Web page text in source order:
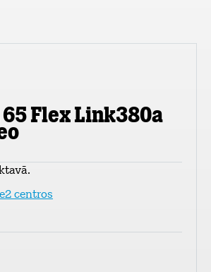
Flex Link380a
centros